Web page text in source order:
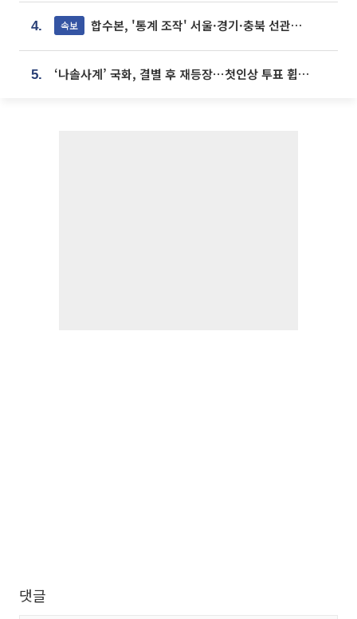
4. 속보 합수본, '통계 조작' 서울·경기·충북 선관위 등 추가 압수수색
5. ‘나솔사계’ 국화, 결별 후 재등장⋯첫인상 투표 휩쓸고 ‘인기녀’ 등극
댓글